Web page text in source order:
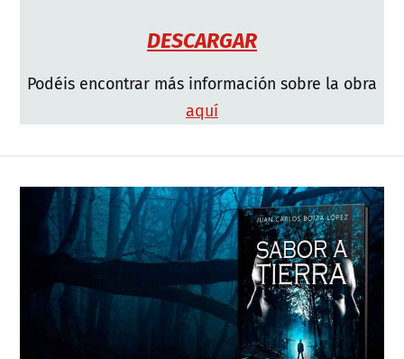
DESCARGAR
Podéis encontrar más información sobre la obra
aquí